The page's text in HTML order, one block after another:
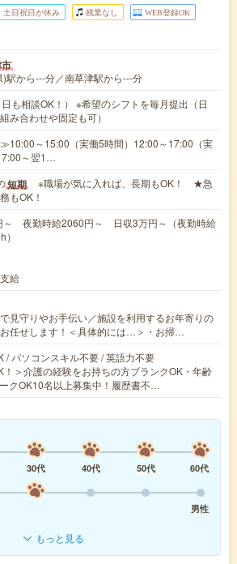
土日祝日が休み 残業なし WEB登録OK
)駅から---分／南草津駅から---分
も相談OK！） ※希望のシフトを毎月提出（日
み合わせや固定も可）
～15:00（実働5時間）12:00～17:00（実
～翌1…
短期
※職場が気に入れば、長期もOK！ ★急
もOK！
～ 夜勤時給2060円～ 日収3万円～（夜勤時給
給
見守りやお手伝い／施設を利用するお年寄りの
任せします！＜具体的には…＞・お掃…
/ パソコンスキル不要 / 英語力不要
！＞介護の経験をお持ちの方ブランクOK・年齢
クOK10名以上募集中！履歴書不…
30代 40代 50代
60代
男性
もっと見る